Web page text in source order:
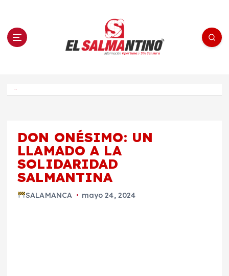
n El Salmantino - medios/noticias/editorial
DON ONÉSIMO: UN
LLAMADO A LA
SOLIDARIDAD
SALMANTINA
SALAMANCA mayo 24, 2024